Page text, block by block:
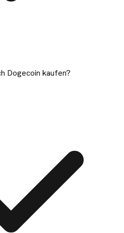
Dogecoin kaufen?